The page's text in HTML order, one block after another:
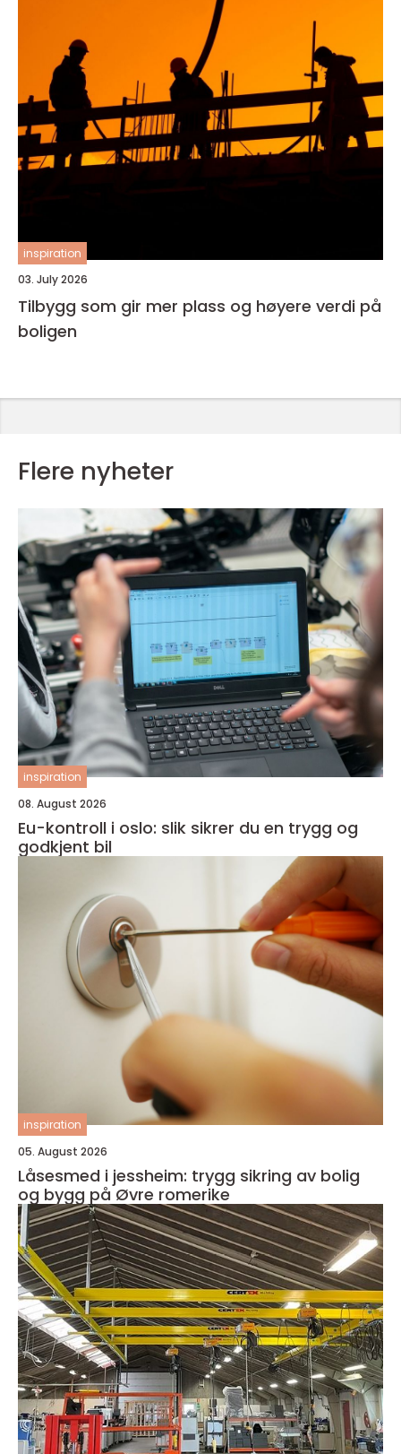
inspiration
03. July 2026
Tilbygg som gir mer plass og høyere verdi på
boligen
Flere nyheter
inspiration
08. August 2026
Eu-kontroll i oslo: slik sikrer du en trygg og
godkjent bil
inspiration
05. August 2026
Låsesmed i jessheim: trygg sikring av bolig
og bygg på Øvre romerike